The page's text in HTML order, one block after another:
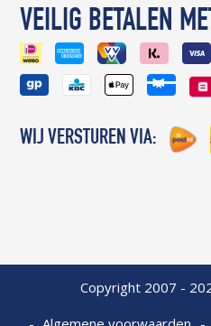
VEILIG BETALEN
WIJ VERSTUREN VIA:
Copyright 2007 -